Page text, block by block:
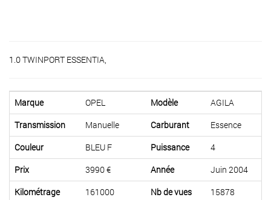
1.0 TWINPORT ESSENTIA,
Marque OPEL Modèle
AGILA
Transmission
Manuelle Carburant
Essence
Couleur
BLEU F Puissance
4
Prix
3990 € Année
Juin 2004
Kilométrage
161000 Nb de vues
15878